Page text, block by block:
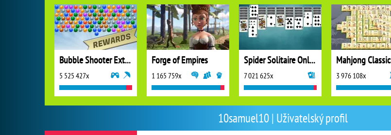
10samuel10 | Uživatelský profil
Bubble Shooter Extreme
5 525 427x
Forge of Empires
1 165 759x
Spider Solitaire Online
7 021 625x
Mahjong Classic
3 976 108x